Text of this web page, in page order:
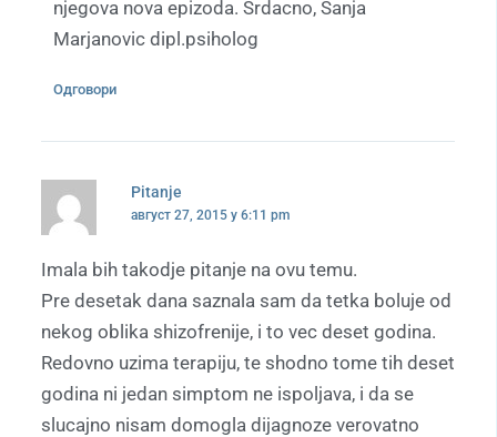
njegova nova epizoda. Srdacno, Sanja
Marjanovic dipl.psiholog
Одговори
Pitanje
август 27, 2015 у 6:11 pm
Imala bih takodje pitanje na ovu temu.
Pre desetak dana saznala sam da tetka boluje od
nekog oblika shizofrenije, i to vec deset godina.
Redovno uzima terapiju, te shodno tome tih deset
godina ni jedan simptom ne ispoljava, i da se
slucajno nisam domogla dijagnoze verovatno